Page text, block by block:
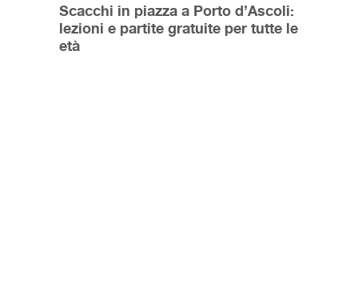
Scacchi in piazza a Porto d’Ascoli:
lezioni e partite gratuite per tutte le
età